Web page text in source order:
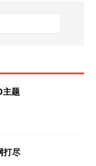
主题
打尽